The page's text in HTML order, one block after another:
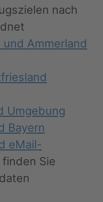
nach
Ammerland
Umgebung
Bayern
eMail-
finden Sie